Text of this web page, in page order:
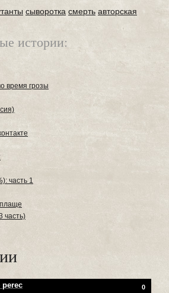
сыворотка смерть авторская
истории:
время грозы
часть 1
часть)
perec 0